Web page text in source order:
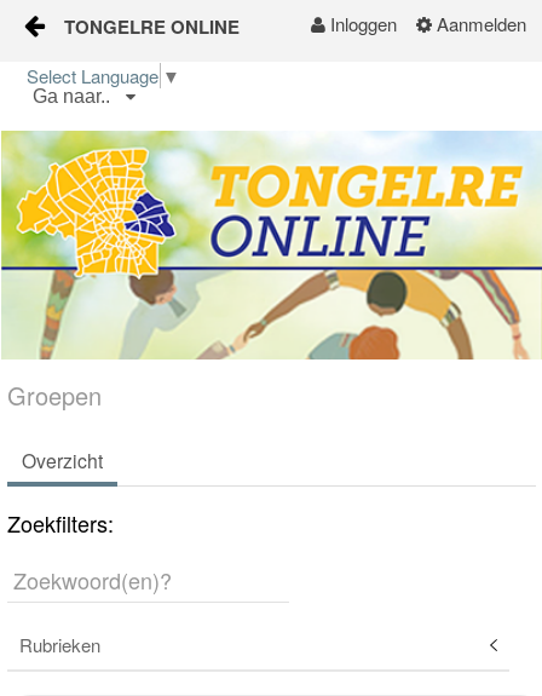
Naar content
Inloggen Aanmelden
TONGELRE ONLINE
Home
Wijkgids
Kalender
Nieuws
Groepen
Ga naar..
Groepen
Overzicht
Zoekfilters:
Rubrieken
Select Language ▼